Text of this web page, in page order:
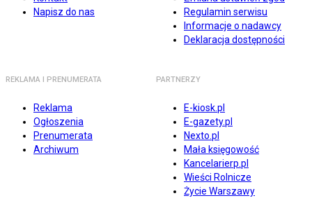
Napisz do nas
Regulamin serwisu
Informacje o nadawcy
Deklaracja dostępności
REKLAMA I PRENUMERATA
Reklama
Ogłoszenia
Prenumerata
Archiwum
PARTNERZY
E-kiosk.pl
E-gazety.pl
Nexto.pl
Mała księgowość
Kancelarierp.pl
Wieści Rolnicze
Życie Warszawy